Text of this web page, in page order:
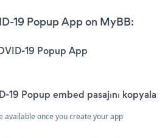
19 Popup App on MyBB:
19 Popup App
19 Popup embed pasajını kopyala
available once you create your app